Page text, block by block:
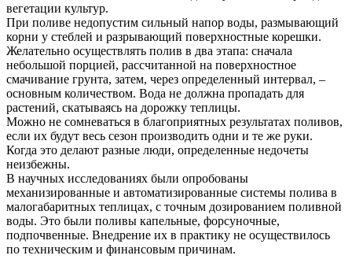
вегетации культур.
При поливе недопустим сильный напор воды, размывающий
корни у стеблей и разрывающий поверхностные корешки.
Желательно осуществлять полив в два этапа: сначала
небольшой порцией, рассчитанной на поверхностное
смачивание грунта, затем, через определенный интервал, –
основным количеством. Вода не должна пропадать для
растений, скатываясь на дорожку теплицы.
Можно не сомневаться в благоприятных результатах поливов,
если их будут весь сезон производить одни и те же руки.
Когда это делают разные люди, определенные недочеты
неизбежны.
В научных исследованиях были опробованы
механизированные и автоматизированные системы полива в
малогабаритных теплицах, с точным дозированием поливной
воды. Это были поливы капельные, форсуночные,
подпочвенные. Внедрение их в практику не осуществилось
по техническим и финансовым причинам.